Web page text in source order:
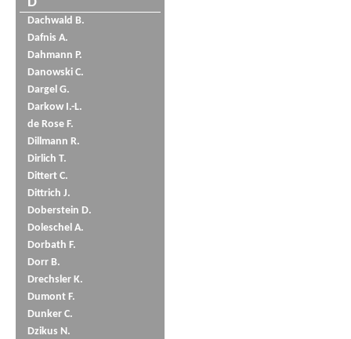
D
Dachwald B.
Dafnis A.
Dahmann P.
Danowski C.
Dargel G.
Darkow I.-L.
de Rose F.
Dillmann R.
Dirlich T.
Dittert C.
Dittrich J.
Doberstein D.
Doleschel A.
Dorbath F.
Dorr B.
Drechsler K.
Dumont F.
Dunker C.
Dzikus N.